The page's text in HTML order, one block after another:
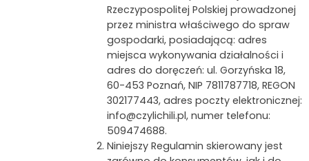
Rzeczypospolitej Polskiej prowadzonej
przez ministra właściwego do spraw
gospodarki, posiadającą: adres
miejsca wykonywania działalności i
adres do doręczeń: ul. Gorzyńska 18,
60-453 Poznań, NIP 7811787718, REGON
302177443, adres poczty elektronicznej:
info@czylichili.pl, numer telefonu:
509474688.
Niniejszy Regulamin skierowany jest